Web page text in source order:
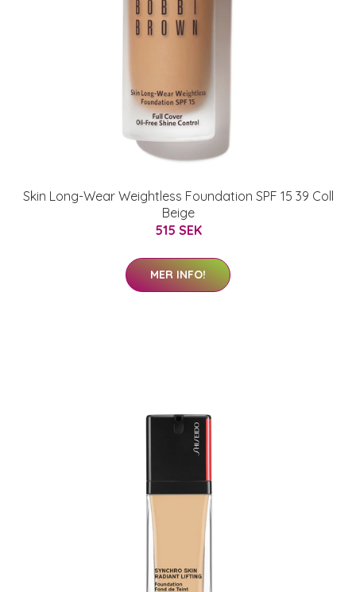
Skin Long-Wear Weightless Foundation SPF 15 39 Coll
Beige
515 SEK
MER INFO!